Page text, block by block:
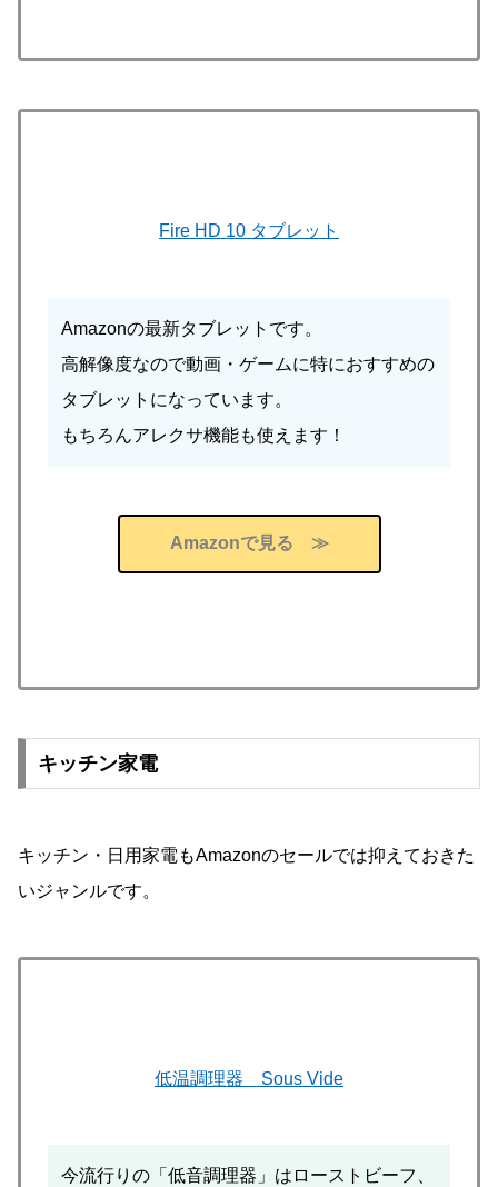
Fire HD 10 タブレット
Amazonの最新タブレットです。
高解像度なので動画・ゲームに特におすすめの
タブレットになっています。
もちろんアレクサ機能も使えます！
Amazonで見る ≫
キッチン家電
キッチン・日用家電もAmazonのセールでは抑えておきた
いジャンルです。
低温調理器 Sous Vide
今流行りの「低音調理器」はローストビーフ、